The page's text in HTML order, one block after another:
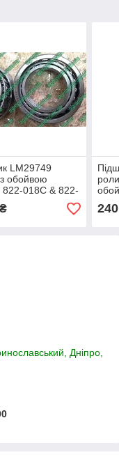
LM29749
з обойвою
822-018С & 822-
& JD8271
Дніпро,